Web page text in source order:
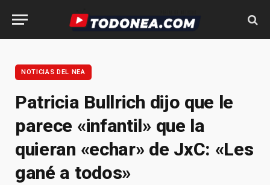
NOTICIAS DEL NEA
Patricia Bullrich dijo que le
parece «infantil» que la
quieran «echar» de JxC: «Les
gané a todos»